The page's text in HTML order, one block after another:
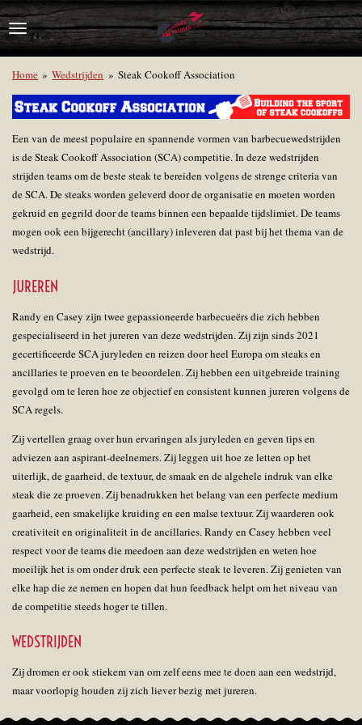
Ga
direct
naar
de
Home » Wedstrijden » Steak Cookoff Association
Een van de meest populaire en spannende vormen van barbecuewedstrijden
is de Steak Cookoff Association (SCA) competitie. In deze wedstrijden
strijden teams om de beste steak te bereiden volgens de strenge criteria van
de SCA. De steaks worden geleverd door de organisatie en moeten worden
gekruid en gegrild door de teams binnen een bepaalde tijdslimiet. De teams
mogen ook een bijgerecht (ancillary) inleveren dat past bij het thema van de
wedstrijd.
JUREREN
Randy en Casey zijn twee gepassioneerde barbecueërs die zich hebben
gespecialiseerd in het jureren van deze wedstrijden. Zij zijn sinds 2021
gecertificeerde SCA juryleden en reizen door heel Europa om steaks en
ancillaries te proeven en te beoordelen. Zij hebben een uitgebreide training
gevolgd om te leren hoe ze objectief en consistent kunnen jureren volgens de
SCA regels.
Zij vertellen graag over hun ervaringen als juryleden en geven tips en
adviezen aan aspirant-deelnemers. Zij leggen uit hoe ze letten op het
uiterlijk, de gaarheid, de textuur, de smaak en de algehele indruk van elke
steak die ze proeven. Zij benadrukken het belang van een perfecte medium
gaarheid, een smakelijke kruiding en een malse textuur. Zij waarderen ook
creativiteit en originaliteit in de ancillaries. Randy en Casey hebben veel
respect voor de teams die meedoen aan deze wedstrijden en weten hoe
moeilijk het is om onder druk een perfecte steak te leveren. Zij genieten van
elke hap die ze nemen en hopen dat hun feedback helpt om het niveau van
de competitie steeds hoger te tillen.
WEDSTRIJDEN
Zij dromen er ook stiekem van om zelf eens mee te doen aan een wedstrijd,
maar voorlopig houden zij zich liever bezig met jureren.